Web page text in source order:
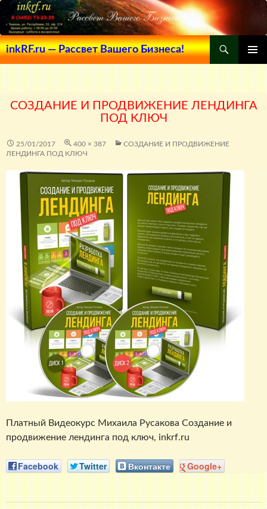
inkRF.ru — Рассвет Вашего Бизнеса!
Поиск
МЕНЮ
К
СОДЕРЖИМОМУ
СОЗДАНИЕ И ПРОДВИЖЕНИЕ ЛЕНДИНГА
ПОД КЛЮЧ
25/01/2017 400 × 387
СОЗДАНИЕ И ПРОДВИЖЕНИЕ
ЛЕНДИНГА ПОД КЛЮЧ
Платный Видеокурс Михаила Русакова Создание и
продвижение лендинга под ключ, inkrf.ru
Facebook Twitter Вконтакте Google+